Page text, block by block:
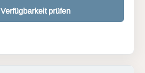
Verfügbarkeit prüfen